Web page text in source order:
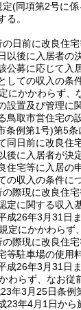
定(同項第2号に
る。
の日前に改良住
以後に入居者の
公募に応じて入
しての収入の条
にかかわらず、
設置及び管理に
鳥取市営住宅の
条例第1号)第5条
同日前に改良住
後に入居者が決
住宅等に入居の
の収入の条件に
の際現に改良住
定に関する収入
成26年3月31日
定にかかわらず
の際現に改良住
等駐車場の使用
成26年3月31日
わらず、なお従
年3月25日条例
23年4月1日から